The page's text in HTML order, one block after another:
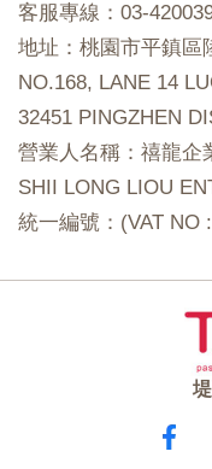
客服專線：03-
地址：桃園市平鎮區
NO.168, LANE 14
32451 PINGZHEN
營業人名稱：禧龍企
SHII LONG LIOU
統一編號：(VAT NO